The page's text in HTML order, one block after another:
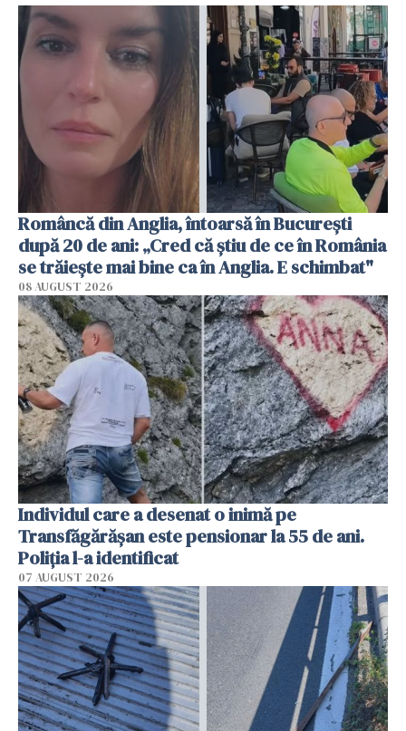
Româncă din Anglia, întoarsă în București
după 20 de ani: „Cred că știu de ce în România
se trăiește mai bine ca în Anglia. E schimbat"
08 AUGUST 2026
Individul care a desenat o inimă pe
Transfăgărășan este pensionar la 55 de ani.
Poliția l-a identificat
07 AUGUST 2026